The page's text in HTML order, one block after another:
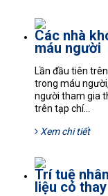
Các nhà
máu người
Lần đầu tiên
trong máu
người tham gia
trên tạp chí...
Xem chi tiết
Trí tuệ
liệu có